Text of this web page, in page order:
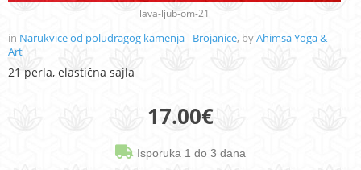
lava-ljub-om-21
in Narukvice od poludragog kamenja - Brojanice, byAhimsa Yoga &
Art
21 perla, elastična sajla
17.00€
Isporuka 1 do 3 dana